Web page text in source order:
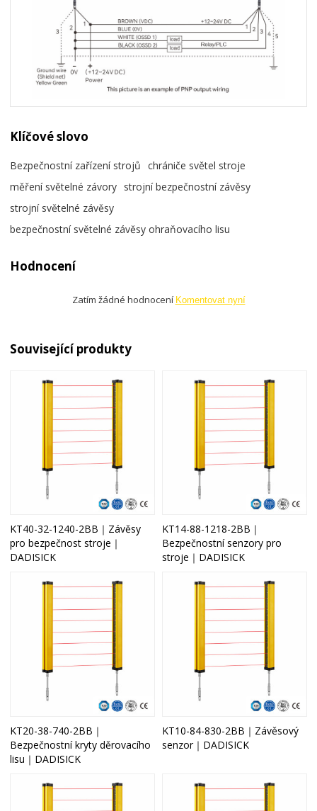
Klíčové slovo
Bezpečnostní zařízení strojů
chrániče světel stroje
měření světelné závory strojní bezpečnostní závěsy
strojní světelné závěsy
bezpečnostní světelné závěsy ohraňovacího lisu
Hodnocení
Zatím žádné hodnocení Komentovat nyní
Související produkty
KT40-32-1240-2BB｜Závěsy
pro bezpečnost stroje｜
DADISICK
KT14-88-1218-2BB｜
Bezpečnostní senzory pro
stroje｜DADISICK
KT20-38-740-2BB｜
Bezpečnostní kryty děrovacího
lisu｜DADISICK
KT10-84-830-2BB｜Závěsový
senzor｜DADISICK